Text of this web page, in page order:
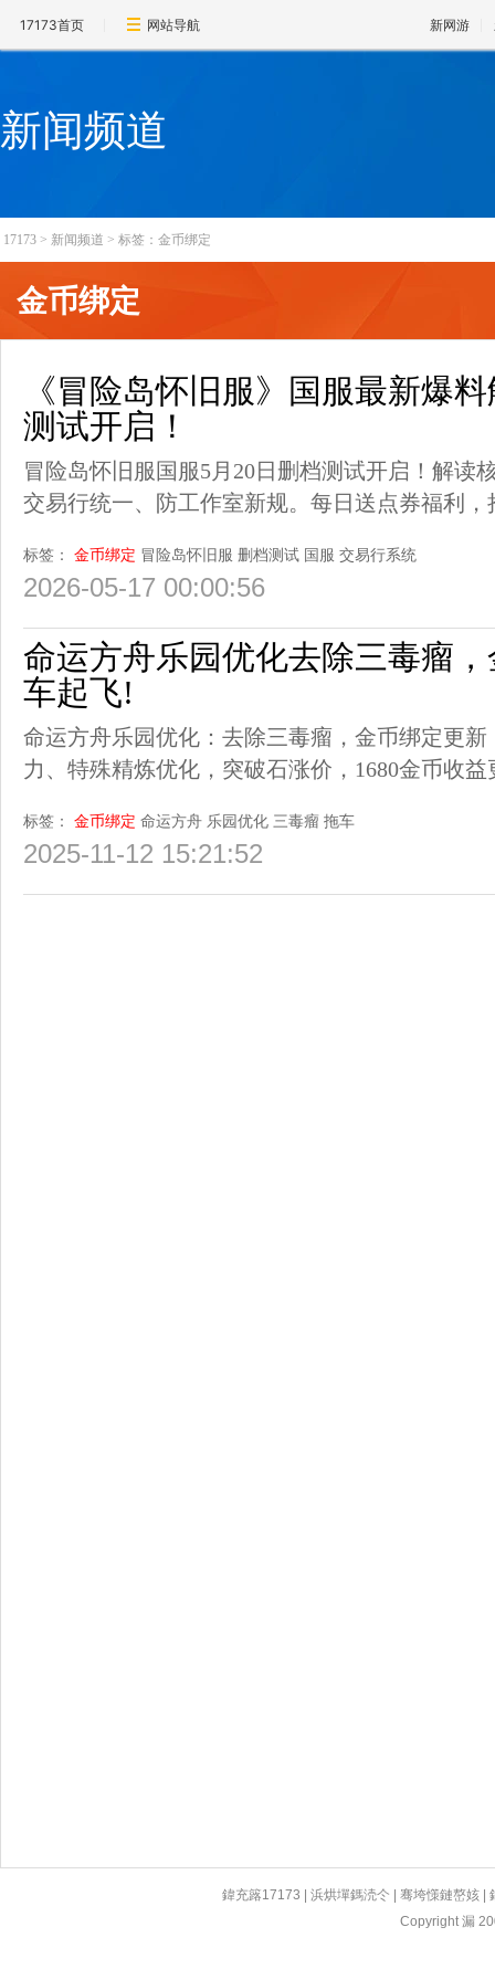
17173首页 网站导航 新网游
新闻频道
17173 > 新闻频道 > 标签：金币绑定
金币绑定
《冒险岛怀旧服》国服最新爆
测试开启！
冒险岛怀旧服国服5月20日删档测试开启！解读
交易行统一、防工作室新规。每日送点券福利
标签： 金币绑定 冒险岛怀旧服 删档测试 国服 交易行系统
2026-05-17 00:00:56
命运方舟乐园优化去除三毒瘤
车起飞!
命运方舟乐园优化：去除三毒瘤，金币绑定更
力、特殊精炼优化，突破石涨价，1680金币收益
标签： 金币绑定 命运方舟 乐园优化 三毒瘤 拖车
2025-11-12 15:21:52
鍏充簬17173 |浜烘墠鎷涜仒 |骞垮憡鏈嶅姟 |
Copyright 漏